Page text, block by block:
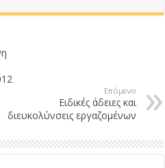
Επόμενο
Ειδικές άδειες και
διευκολύνσεις εργαζομένων